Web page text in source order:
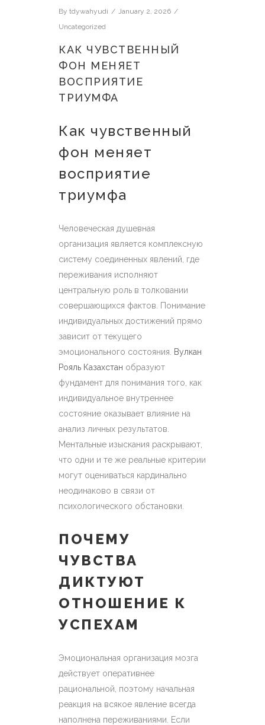
By tdywahyudi
January 2, 2026
Uncategorized
КАК ЧУВСТВЕННЫЙ
ФОН МЕНЯЕТ
ВОСПРИЯТИЕ
ТРИУМФА
Как чувственный
фон меняет
восприятие
триумфа
Человеческая душевная
организация является комплексную
систему соединенных явлений, где
переживания исполняют
центральную роль в толковании
совершающихся фактов. Понимание
индивидуальных достижений прямо
зависит от текущего
эмоционального состояния.
Вулкан
Рояль Казахстан образуют
фундамент для понимания того, как
индивидуальное внутреннее
состояние оказывает влияние на
анализ личных результатов.
Ментальные изыскания раскрывают,
что одни и те же реальные критерии
могут оцениваться кардинально
неодинаково в связи от
психологического обстановки.
ПОЧЕМУ
ЧУВСТВА
ДИКТУЮТ
ОТНОШЕНИЕ К
УСПЕХАМ
Эмоциональная организация мозга
действует оперативнее
рациональной, поэтому начальная
реакция на всякое явление всегда
наполнена переживаниями. Если